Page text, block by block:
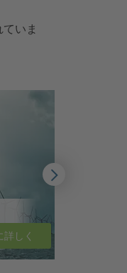
いま
詳しく